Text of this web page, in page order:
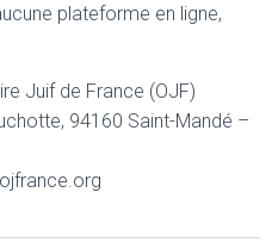
plateforme en ligne,
Juif de France (OJF)
94160 Saint-Mandé –